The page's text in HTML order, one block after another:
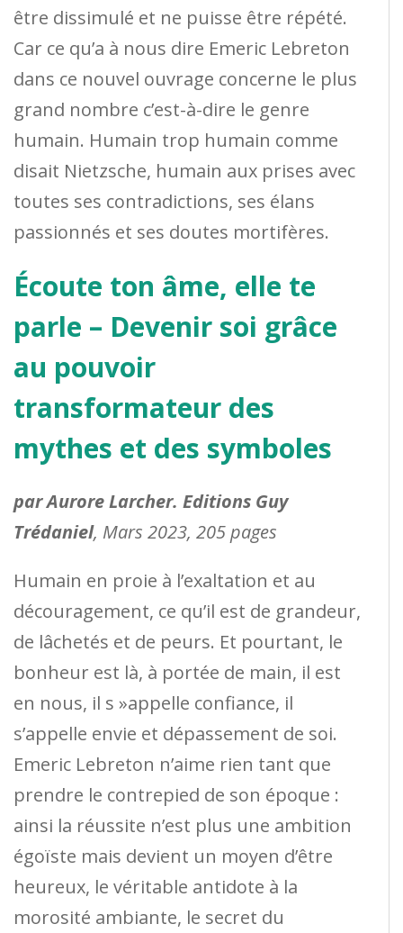
être dissimulé et ne puisse être répété.
Car ce qu’a à nous dire Emeric Lebreton
dans ce nouvel ouvrage concerne le plus
grand nombre c’est-à-dire le genre
humain. Humain trop humain comme
disait Nietzsche, humain aux prises avec
toutes ses contradictions, ses élans
passionnés et ses doutes mortifères.
Écoute ton âme, elle te
parle – Devenir soi grâce
au pouvoir
transformateur des
mythes et des symboles
par Aurore Larcher. Editions Guy
Trédaniel, Mars 2023, 205 pages
Humain en proie à l’exaltation et au
découragement, ce qu’il est de grandeur,
de lâchetés et de peurs. Et pourtant, le
bonheur est là, à portée de main, il est
en nous, il s »appelle confiance, il
s’appelle envie et dépassement de soi.
Emeric Lebreton n’aime rien tant que
prendre le contrepied de son époque :
ainsi la réussite n’est plus une ambition
égoïste mais devient un moyen d’être
heureux, le véritable antidote à la
morosité ambiante, le secret du